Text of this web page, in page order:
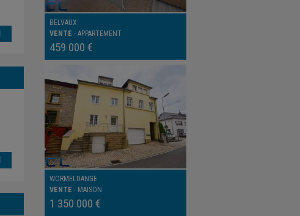
BELVAUX
VENTE - APPARTEMENT
459 000 €
WORMELDANGE
VENTE - MAISON
1 350 000 €